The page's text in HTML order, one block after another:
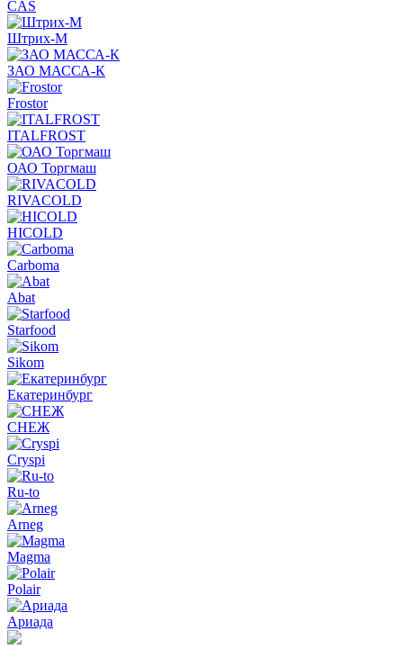
CAS
Штрих-М
ЗАО МАССА-К
Frostor
ITALFROST
ОАО Торгмаш
RIVACOLD
HICOLD
Carboma
Abat
Starfood
Sikom
Екатеринбург
СНЕЖ
Cryspi
Ru-to
Arneg
Magma
Polair
Ариада